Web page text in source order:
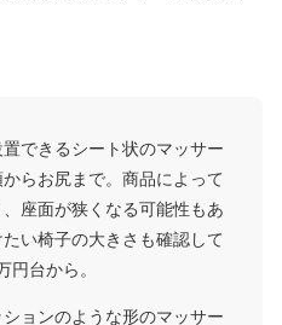
できるシート状のマッサー
らお尻まで。商品によって
座面が狭くなる可能性もあ
い椅子の大きさも確認して
円台から。
ョンのような形のマッサー